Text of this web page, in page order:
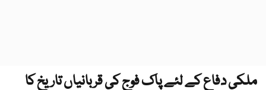
ملکی دفاع کے لئے پاک فوج کی قربانیاں تاریخ کا